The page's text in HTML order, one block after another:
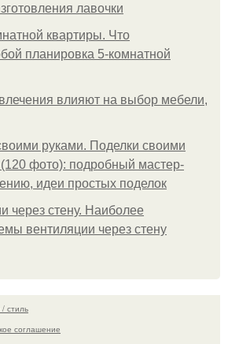
лавочки
квартиры. Что
планировка 5-комнатной
влияют на выбор мебели,
руками. Поделки своими
фото): подробный мастер-
идеи простых поделок
через стену. Наиболее
вентиляции через стену
стиль
соглашение